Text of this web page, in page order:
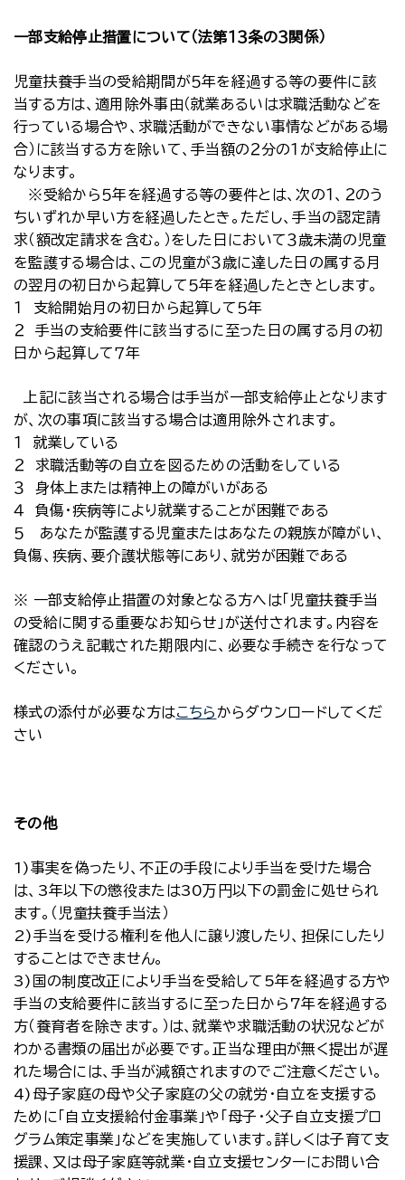
一部支給停止措置について（法第１３条の３関係）
児童扶養手当の受給期間が５年を経過する等の要件に該
当する方は、適用除外事由（就業あるいは求職活動などを
行っている場合や、求職活動ができない事情などがある場
合）に該当する方を除いて、手当額の２分の１が支給停止に
なります。
※受給から５年を経過する等の要件とは、次の１、２のう
ちいずれか早い方を経過したとき。ただし、手当の認定請
求（額改定請求を含む。）をした日において３歳未満の児童
を監護する場合は、この児童が３歳に達した日の属する月
の翌月の初日から起算して５年を経過したときとします。
１ 支給開始月の初日から起算して５年
２ 手当の支給要件に該当するに至った日の属する月の初
日から起算して７年
上記に該当される場合は手当が一部支給停止となります
が、次の事項に該当する場合は適用除外されます。
１ 就業している
２ 求職活動等の自立を図るための活動をしている
３ 身体上または精神上の障がいがある
４ 負傷・疾病等により就業することが困難である
５ あなたが監護する児童またはあなたの親族が障がい、
負傷、疾病、要介護状態等にあり、就労が困難である
※ 一部支給停止措置の対象となる方へは「児童扶養手当
の受給に関する重要なお知らせ」が送付されます。内容を
確認のうえ記載された期限内に、必要な手続きを行なって
ください。
様式の添付が必要な方はこちらからダウンロードしてくだ
さい
その他
1)事実を偽ったり、不正の手段により手当を受けた場合
は、3年以下の懲役または30万円以下の罰金に処せられ
ます。（児童扶養手当法）
2)手当を受ける権利を他人に譲り渡したり、担保にしたり
することはできません。
3)国の制度改正により手当を受給して5年を経過する方や
手当の支給要件に該当するに至った日から7年を経過する
方（養育者を除きます。）は、就業や求職活動の状況などが
わかる書類の届出が必要です。正当な理由が無く提出が遅
れた場合には、手当が減額されますのでご注意ください。
4)母子家庭の母や父子家庭の父の就労・自立を支援する
ために「自立支援給付金事業」や「母子・父子自立支援プロ
グラム策定事業」などを実施しています。詳しくは子育て支
援課、又は母子家庭等就業・自立支援センターにお問い合